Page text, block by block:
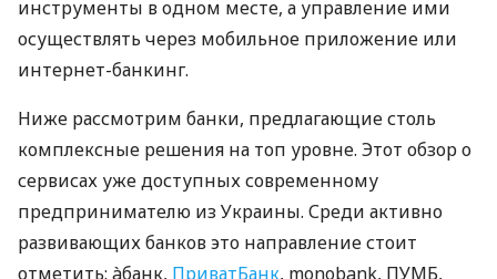
инструменты в одном месте, а управление ими
осуществлять через мобильное приложение или
интернет-банкинг.
Ниже рассмотрим банки, предлагающие столь
комплексные решения на топ уровне. Этот обзор о
сервисах уже доступных современному
предпринимателю из Украины. Среди активно
развивающих банков это направление стоит
отметить: àбанк, ПриватБанк, monobank, ПУМБ,